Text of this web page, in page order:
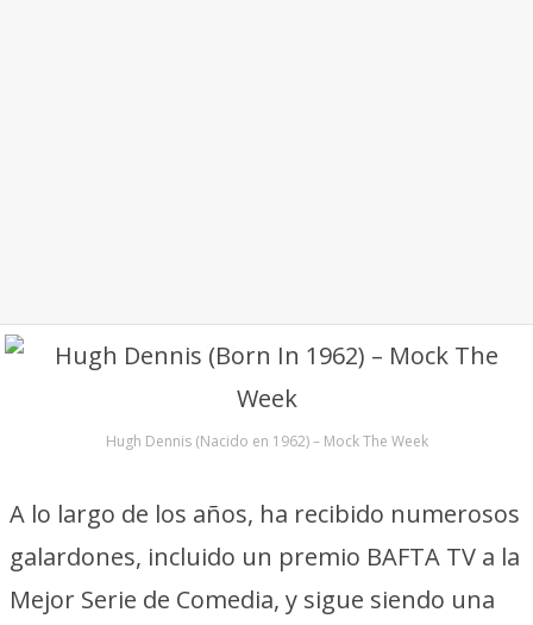
Hugh Dennis (Nacido en 1962) – Mock The Week
A lo largo de los años, ha recibido numerosos
galardones, incluido un premio BAFTA TV a la
Mejor Serie de Comedia, y sigue siendo una